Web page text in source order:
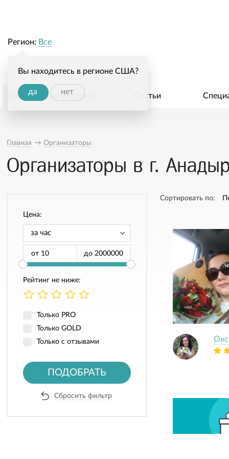
Регион: Все
Вы находитесь в регионе США?
да нет
Специалисты и услуги Статьи
Главная → Организаторы
Организаторы в г.
Цена:
от до
Рейтинг не ниже:
Только PRO
Только GOLD
Только с отзывами
ПОДОБРАТЬ
Сбросить фильтр
Сортировать по: